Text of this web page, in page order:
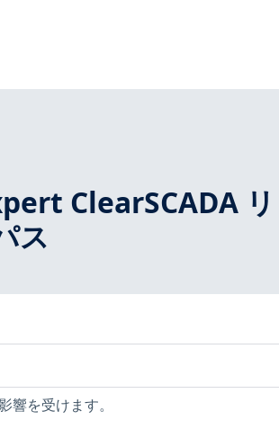
ClearSCADA リ
ス
を受けます。